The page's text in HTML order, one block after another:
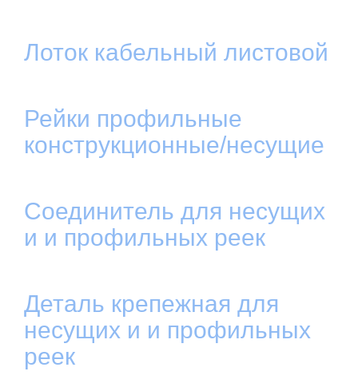
Лоток кабельный листовой
Рейки профильные
конструкционные/несущие
Соединитель для несущих
и и профильных реек
Деталь крепежная для
несущих и и профильных
реек